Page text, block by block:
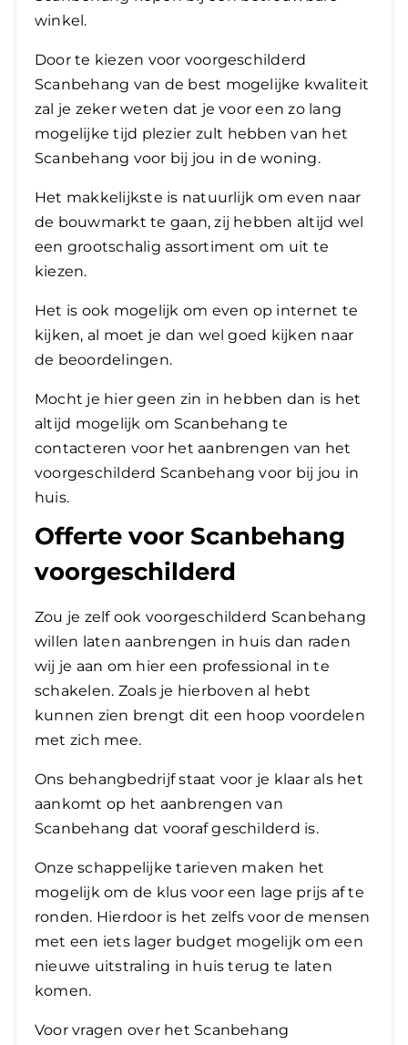
winkel.
Door te kiezen voor voorgeschilderd
Scanbehang van de best mogelijke kwaliteit
zal je zeker weten dat je voor een zo lang
mogelijke tijd plezier zult hebben van het
Scanbehang voor bij jou in de woning.
​Het makkelijkste is natuurlijk om even naar
de bouwmarkt te gaan, zij hebben altijd wel
een grootschalig assortiment om uit te
kiezen.
Het is ook mogelijk om even op internet te
kijken, al moet je dan wel goed kijken naar
de beoordelingen.
Mocht je hier geen zin in hebben dan is het
altijd mogelijk om Scanbehang te
contacteren voor het aanbrengen van het
voorgeschilderd Scanbehang voor bij jou in
huis.
Offerte voor Scanbehang
voorgeschilderd
Zou je zelf ook voorgeschilderd Scanbehang
willen laten aanbrengen in huis dan raden
wij je aan om hier een professional in te
schakelen. Zoals je hierboven al hebt
kunnen zien brengt dit een hoop voordelen
met zich mee.
Ons behangbedrijf staat voor je klaar als het
aankomt op het aanbrengen van
Scanbehang dat vooraf geschilderd is.
Onze schappelijke tarieven maken het
mogelijk om de klus voor een lage prijs af te
ronden. Hierdoor is het zelfs voor de mensen
met een iets lager budget mogelijk om een
nieuwe uitstraling in huis terug te laten
komen.
​Voor vragen over het Scanbehang